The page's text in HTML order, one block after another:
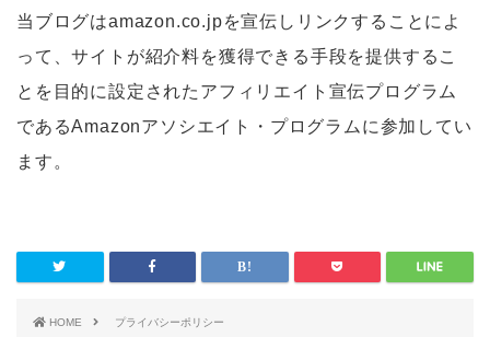
当ブログはamazon.co.jpを宣伝しリンクすることによ
って、サイトが紹介料を獲得できる手段を提供するこ
とを目的に設定されたアフィリエイト宣伝プログラム
であるAmazonアソシエイト・プログラムに参加してい
ます。
HOME プライバシーポリシー